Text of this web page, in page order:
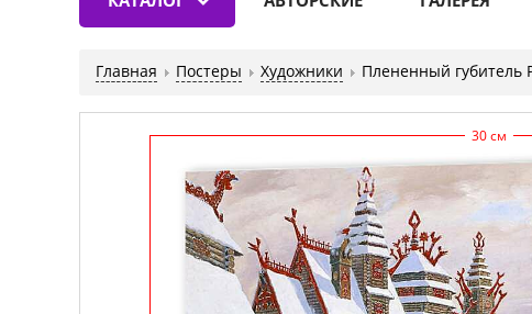
Главная Постеры Художники Плененный губитель
30 см